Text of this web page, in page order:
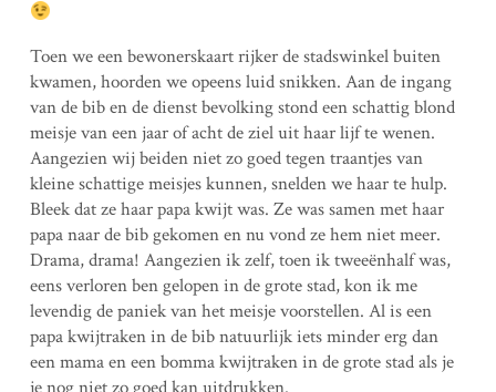
Toen we een bewonerskaart rijker de stadswinkel buiten
kwamen, hoorden we opeens luid snikken. Aan de ingang
van de bib en de dienst bevolking stond een schattig blond
meisje van een jaar of acht de ziel uit haar lijf te wenen.
Aangezien wij beiden niet zo goed tegen traantjes van
kleine schattige meisjes kunnen, snelden we haar te hulp.
Bleek dat ze haar papa kwijt was. Ze was samen met haar
papa naar de bib gekomen en nu vond ze hem niet meer.
Drama, drama! Aangezien ik zelf, toen ik tweeënhalf was,
eens verloren ben gelopen in de grote stad, kon ik me
levendig de paniek van het meisje voorstellen. Al is een
papa kwijtraken in de bib natuurlijk iets minder erg dan
een mama en een bomma kwijtraken in de grote stad als je